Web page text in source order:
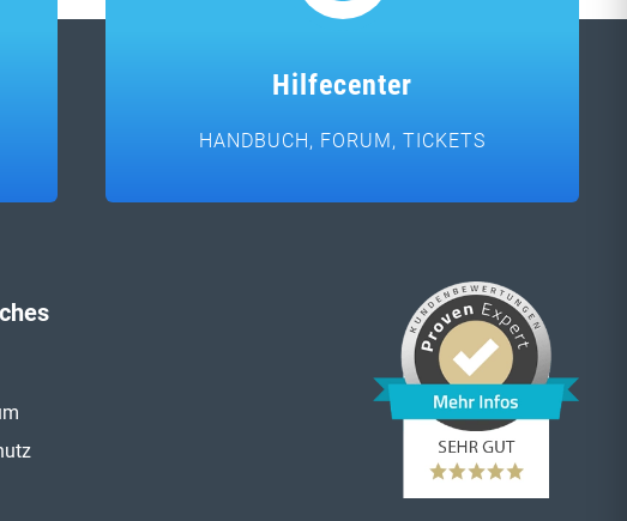
Hilfecenter
HANDBUCH, FORUM, TICKETS